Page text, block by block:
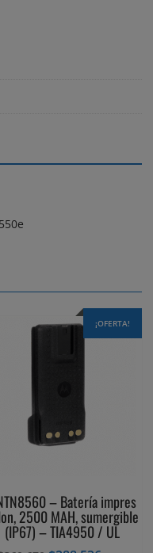
¡OFERTA!
– Batería impres
2500 MAH, sumergible
(IP67) – TIA4950 / UL